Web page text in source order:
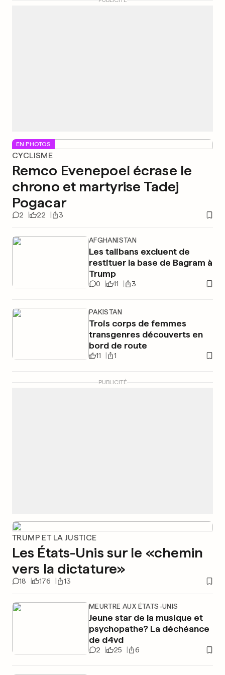
EN PHOTOS
CYCLISME
Remco Evenepoel écrase le
chrono et martyrise Tadej
Pogacar
2 22 3
AFGHANISTAN
Les talibans excluent de
restituer la base de Bagram à
Trump
0 11 3
PAKISTAN
Trois corps de femmes
transgenres découverts en
bord de route
11 1
PUBLICITÉ
TRUMP ET LA JUSTICE
Les États-Unis sur le «chemin
vers la dictature»
18 176 13
MEURTRE AUX ÉTATS-UNIS
Jeune star de la musique et
psychopathe? La déchéance
de d4vd
2 25 6